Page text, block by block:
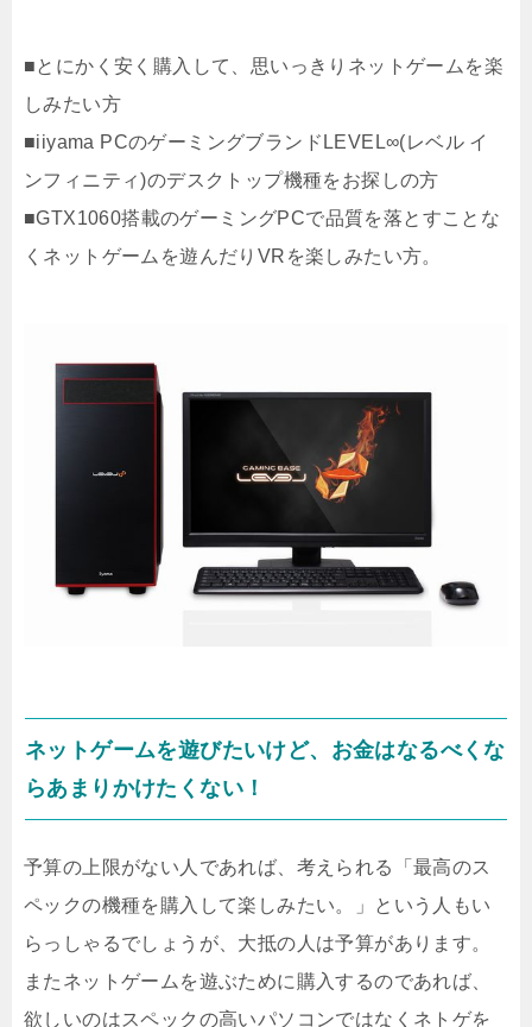
■とにかく安く購入して、思いっきりネットゲームを楽
しみたい方
■iiyama PCのゲーミングブランドLEVEL∞(レベル イ
ンフィニティ)のデスクトップ機種をお探しの方
■GTX1060搭載のゲーミングPCで品質を落とすことな
くネットゲームを遊んだりVRを楽しみたい方。
ネットゲームを遊びたいけど、お金はなるべくな
らあまりかけたくない！
予算の上限がない人であれば、考えられる「最高のス
ペックの機種を購入して楽しみたい。」という人もい
らっしゃるでしょうが、大抵の人は予算があります。
またネットゲームを遊ぶために購入するのであれば、
欲しいのはスペックの高いパソコンではなくネトゲを